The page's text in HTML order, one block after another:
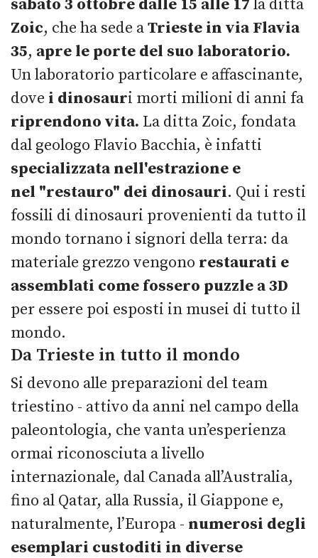
sabato 3 ottobre dalle 15 alle 17 la ditta
Zoic, che ha sede aTrieste in via Flavia
35, apre le porte del suo laboratorio.
Un laboratorio particolare e affascinante,
dove i dinosauri morti milioni di anni fa
riprendono vita. La ditta Zoic, fondata
dal geologo Flavio Bacchia, è infatti
specializzata nell'estrazione e
nel "restauro" dei dinosauri. Qui i resti
fossili di dinosauri provenienti da tutto il
mondo tornano i signori della terra: da
materiale grezzo vengono restaurati e
assemblati come fossero puzzle a 3D
per essere poi esposti in musei di tutto il
mondo.
Da Trieste in tutto il mondo
Si devono alle preparazioni del team
triestino - attivo da anni nel campo della
paleontologia, che vanta un’esperienza
ormai riconosciuta a livello
internazionale, dal Canada all’Australia,
fino al Qatar, alla Russia, il Giappone e,
naturalmente, l’Europa - numerosi degli
esemplari custoditi in diverse